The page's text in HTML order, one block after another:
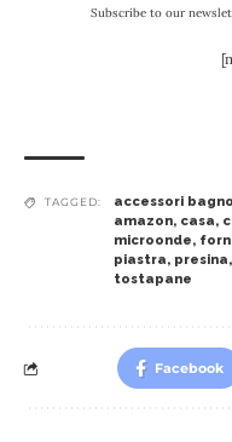
Subscribe to our
TAGGED: accessori bagno
amazon, casa,
microonde,
piastra, presina,
tostapane
Facebook